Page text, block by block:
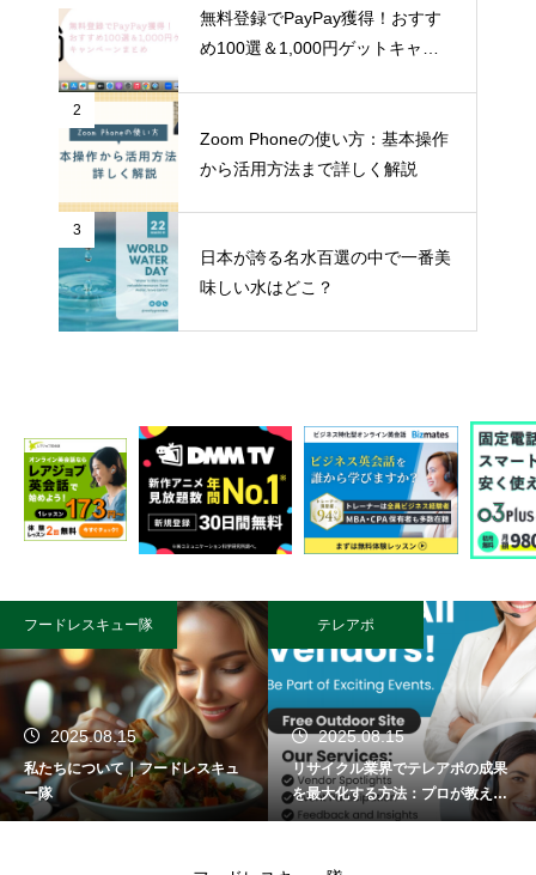
無料登録でPayPay獲得！おすす
め100選＆1,000円ゲットキャン
2
Zoom Phoneの使い方：基本操作
から活用方法まで詳しく解説
3
日本が誇る名水百選の中で一番美
味しい水はどこ？
フードレスキュー隊
2025.08.15
私たちについて｜フードレスキュ
ー隊
テレアポ
2025.08.15
リサイクル業界でテレアポの成果
を最大化する方法：プロが教える
成功術